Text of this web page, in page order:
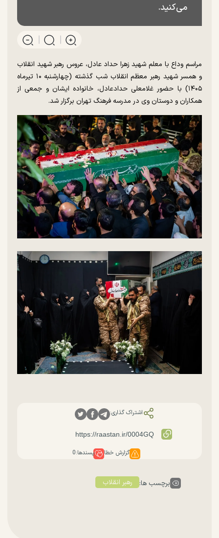
می‌کنید.
مراسم وداع با معلم شهید زهرا حداد عادل، عروس رهبر شهید انقلاب
و همسر شهید رهبر معظم انقلاب شب گذشته (چهارشنبه ۱۰ تیرماه
۱۴۰۵) با حضور غلامعلی حدادعادل، خانواده ایشان و جمعی از
همکاران و دوستان وی در مدرسه فرهنگ تهران برگزار شد.
اشتراک گذاری:
گزارش خطا پسندها:0
برچسب ها: رهبر انقلاب